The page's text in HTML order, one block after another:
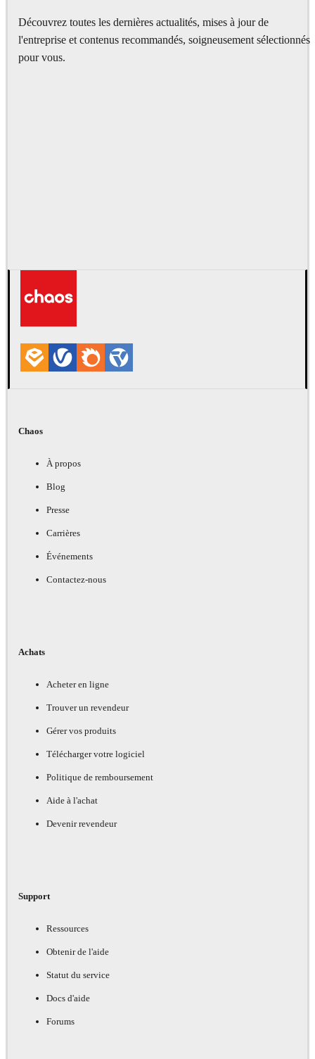
Découvrez toutes les dernières actualités, mises à jour de
l'entreprise et contenus recommandés, soigneusement sélectionnés
pour vous.
Chaos
À propos
Blog
Presse
Carrières
Événements
Contactez-nous
Achats
Acheter en ligne
Trouver un revendeur
Gérer vos produits
Télécharger votre logiciel
Politique de remboursement
Aide à l'achat
Devenir revendeur
Support
Ressources
Obtenir de l'aide
Statut du service
Docs d'aide
Forums